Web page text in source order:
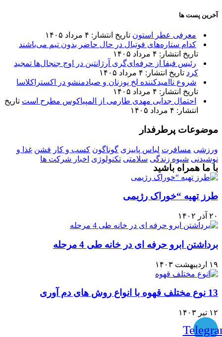
آخرین پست ها
معرفی عطر استون تاریخ انتشار: ۴ مرداد ۱۴۰۵
کدام ستاره‌های فوتبال در حال حاضر بدون تیم می‌باشند
تاریخ انتشار: ۴ مرداد ۱۴۰۵
رئیس فیفا از حرفه‌ای‌گری آرژانتین در اوج جنجال‌ها تمجید
کرد تاریخ انتشار: ۴ مرداد ۱۴۰۵
شروع ناامیدکننده لخ پوزنان و صیادمنشو در اکستراکلاسا
تاریخ انتشار: ۴ مرداد ۱۴۰۵
احتمال جدایی مهدی طارمی از المپیاکوس مطرح است تاریخ
انتشار: ۴ مرداد ۱۴۰۵
موضوعات پرطرفدار
ورزشی مسافرت لباس پاییزی گوناگون کسب و کار فشن غذا و
نوشیدنی شیوه زندگی سلامتی تکنولوژی اخبار شرکت ها
با ما همراه باشید
طرز تهیه “خوراک رژیمی
۲۰ آذر ۱۴۰۲
برداشتن ابرو حرفه ای در خانه طی 4 مرحله
۱۹ اردیبهشت ۱۴۰۳
13 نوع مختلف قهوه با انواع روش های دم آوری
۱۲ تیر ۱۴۰۳